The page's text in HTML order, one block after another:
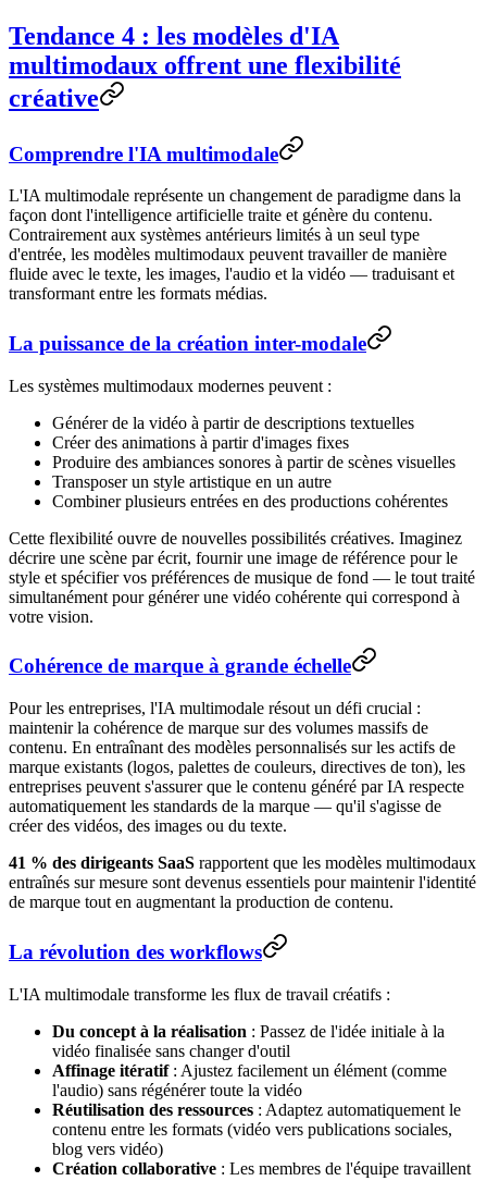
Tendance 4 : les modèles d'IA
multimodaux offrent une flexibilité
créative
Comprendre l'IA multimodale
L'IA multimodale représente un changement de paradigme dans la
façon dont l'intelligence artificielle traite et génère du contenu.
Contrairement aux systèmes antérieurs limités à un seul type
d'entrée, les modèles multimodaux peuvent travailler de manière
fluide avec le texte, les images, l'audio et la vidéo — traduisant et
transformant entre les formats médias.
La puissance de la création inter-modale
Les systèmes multimodaux modernes peuvent :
Générer de la vidéo à partir de descriptions textuelles
Créer des animations à partir d'images fixes
Produire des ambiances sonores à partir de scènes visuelles
Transposer un style artistique en un autre
Combiner plusieurs entrées en des productions cohérentes
Cette flexibilité ouvre de nouvelles possibilités créatives. Imaginez
décrire une scène par écrit, fournir une image de référence pour le
style et spécifier vos préférences de musique de fond — le tout traité
simultanément pour générer une vidéo cohérente qui correspond à
votre vision.
Cohérence de marque à grande échelle
Pour les entreprises, l'IA multimodale résout un défi crucial :
maintenir la cohérence de marque sur des volumes massifs de
contenu. En entraînant des modèles personnalisés sur les actifs de
marque existants (logos, palettes de couleurs, directives de ton), les
entreprises peuvent s'assurer que le contenu généré par IA respecte
automatiquement les standards de la marque — qu'il s'agisse de
créer des vidéos, des images ou du texte.
41 % des dirigeants SaaS rapportent que les modèles multimodaux
entraînés sur mesure sont devenus essentiels pour maintenir l'identité
de marque tout en augmentant la production de contenu.
La révolution des workflows
L'IA multimodale transforme les flux de travail créatifs :
Du concept à la réalisation : Passez de l'idée initiale à la
vidéo finalisée sans changer d'outil
Affinage itératif: Ajustez facilement un élément (comme
l'audio) sans régénérer toute la vidéo
Réutilisation des ressources : Adaptez automatiquement le
contenu entre les formats (vidéo vers publications sociales,
blog vers vidéo)
Création collaborative : Les membres de l'équipe travaillent